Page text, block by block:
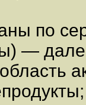
по
—